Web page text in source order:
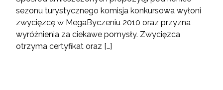
sezonu turystycznego komisja konkursowa wyłoni
zwycięzcę w MegaByczeniu 2010 oraz przyzna
wyróżnienia za ciekawe pomysły. Zwycięzca
otrzyma certyfikat oraz […]